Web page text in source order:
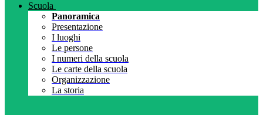
Scuola
Panoramica
Presentazione
I luoghi
Le persone
I numeri della scuola
Le carte della scuola
Organizzazione
La storia